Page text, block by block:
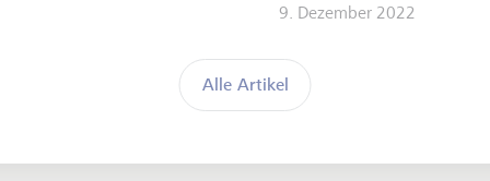
Alle Artikel
9. Dezember 2022